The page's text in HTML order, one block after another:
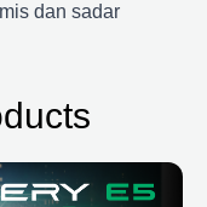
dan sadar